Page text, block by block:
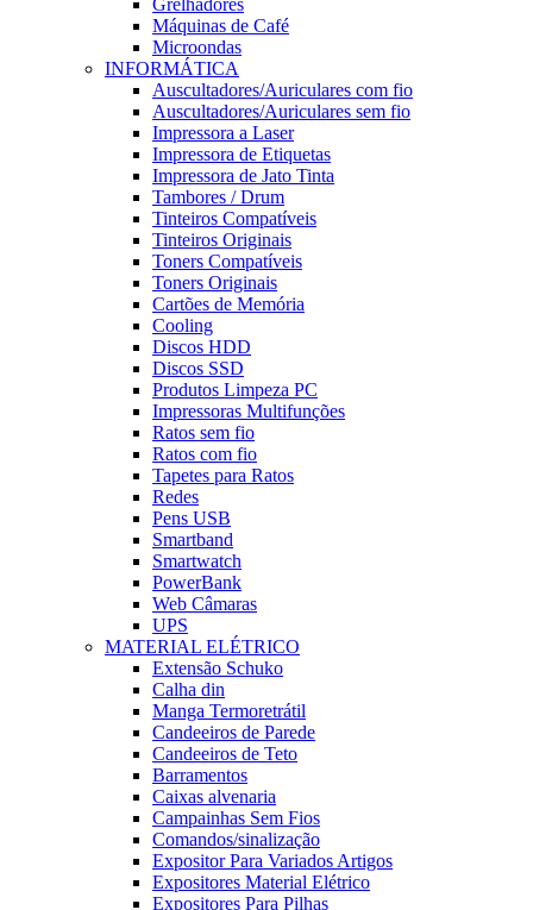
Máquinas de Café
Microondas
INFORMÁTICA
Auscultadores/Auriculares com fio
Auscultadores/Auriculares sem fio
Impressora a Laser
Impressora de Etiquetas
Impressora de Jato Tinta
Tambores / Drum
Tinteiros Compatíveis
Tinteiros Originais
Toners Compatíveis
Toners Originais
Cartões de Memória
Cooling
Discos HDD
Discos SSD
Produtos Limpeza PC
Impressoras Multifunções
Ratos sem fio
Ratos com fio
Tapetes para Ratos
Redes
Pens USB
Smartband
Smartwatch
PowerBank
Web Câmaras
UPS
MATERIAL ELÉTRICO
Extensão Schuko
Calha din
Manga Termoretrátil
Candeeiros de Parede
Candeeiros de Teto
Barramentos
Caixas alvenaria
Campainhas Sem Fios
Comandos/sinalização
Expositor Para Variados Artigos
Expositores Material Elétrico
Expositores Para Pilhas